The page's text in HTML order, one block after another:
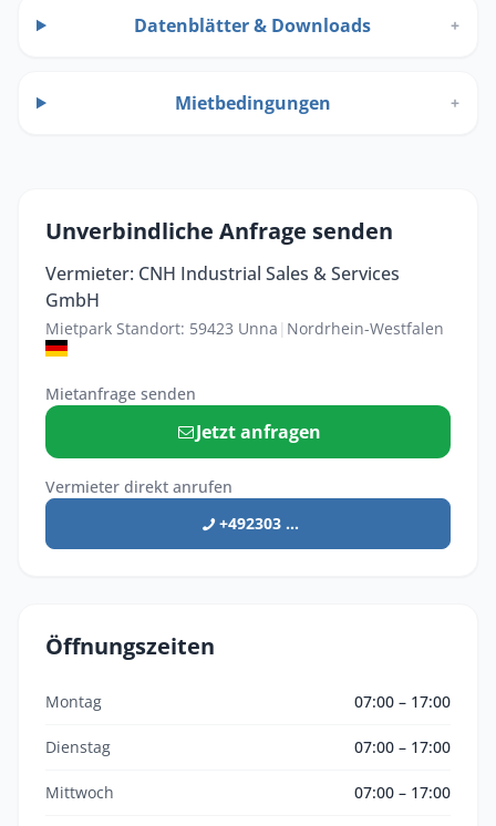
Datenblätter & Downloads +
Mietbedingungen +
Unverbindliche Anfrage senden
Vermieter: CNH Industrial Sales & Services
GmbH
Mietpark Standort: 59423 Unna | Nordrhein-Westfalen
Mietanfrage senden
Jetzt anfragen
Vermieter direkt anrufen
+492303 ...
Öffnungszeiten
Montag 07:00 – 17:00
Dienstag 07:00 – 17:00
Mittwoch 07:00 – 17:00